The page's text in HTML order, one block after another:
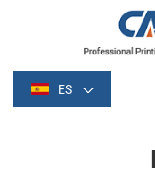
ES